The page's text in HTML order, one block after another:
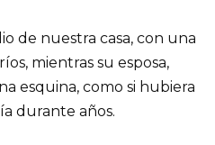
de nuestra casa, con una
mientras su esposa,
esquina, como si hubiera
durante años.